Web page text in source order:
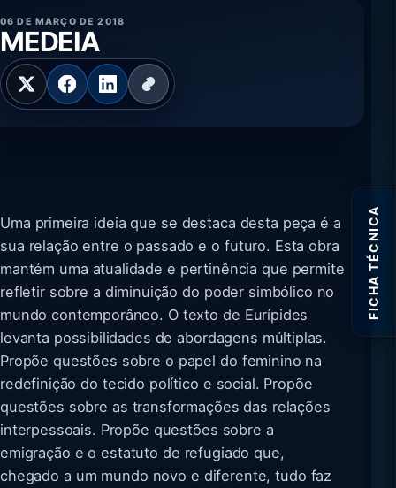
06 DE MARÇO DE 2018
MEDEIA
Uma primeira ideia que se destaca desta peça é a
sua relação entre o passado e o futuro. Esta obra
mantém uma atualidade e pertinência que permite
refletir sobre a diminuição do poder simbólico no
mundo contemporâneo. O texto de Eurípides
levanta possibilidades de abordagens múltiplas.
Propõe questões sobre o papel do feminino na
redefinição do tecido político e social. Propõe
questões sobre as transformações das relações
interpessoais. Propõe questões sobre a
emigração e o estatuto de refugiado que,
chegado a um mundo novo e diferente, tudo faz
FICHA TÉCNICA